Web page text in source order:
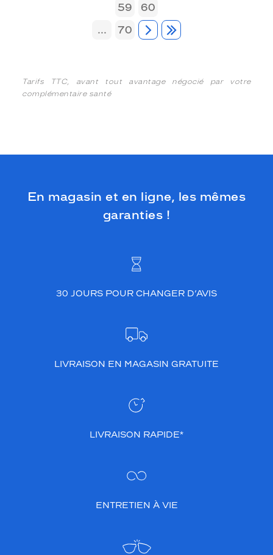
59
60
...
70
Tarifs TTC, avant tout avantage négocié par votre
complémentaire santé
En magasin et en ligne, les mêmes
garanties !
30 JOURS POUR CHANGER D’AVIS
LIVRAISON EN MAGASIN GRATUITE
LIVRAISON RAPIDE*
ENTRETIEN À VIE